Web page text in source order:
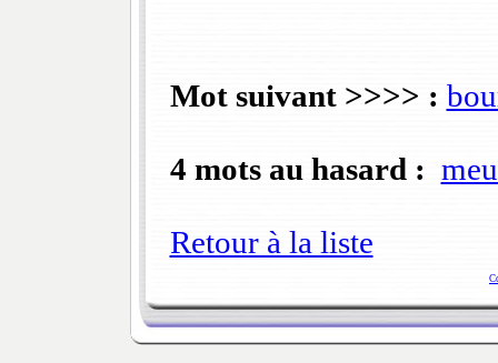
Mot suivant >>>> :
4 mots au hasard :
Retour à la liste